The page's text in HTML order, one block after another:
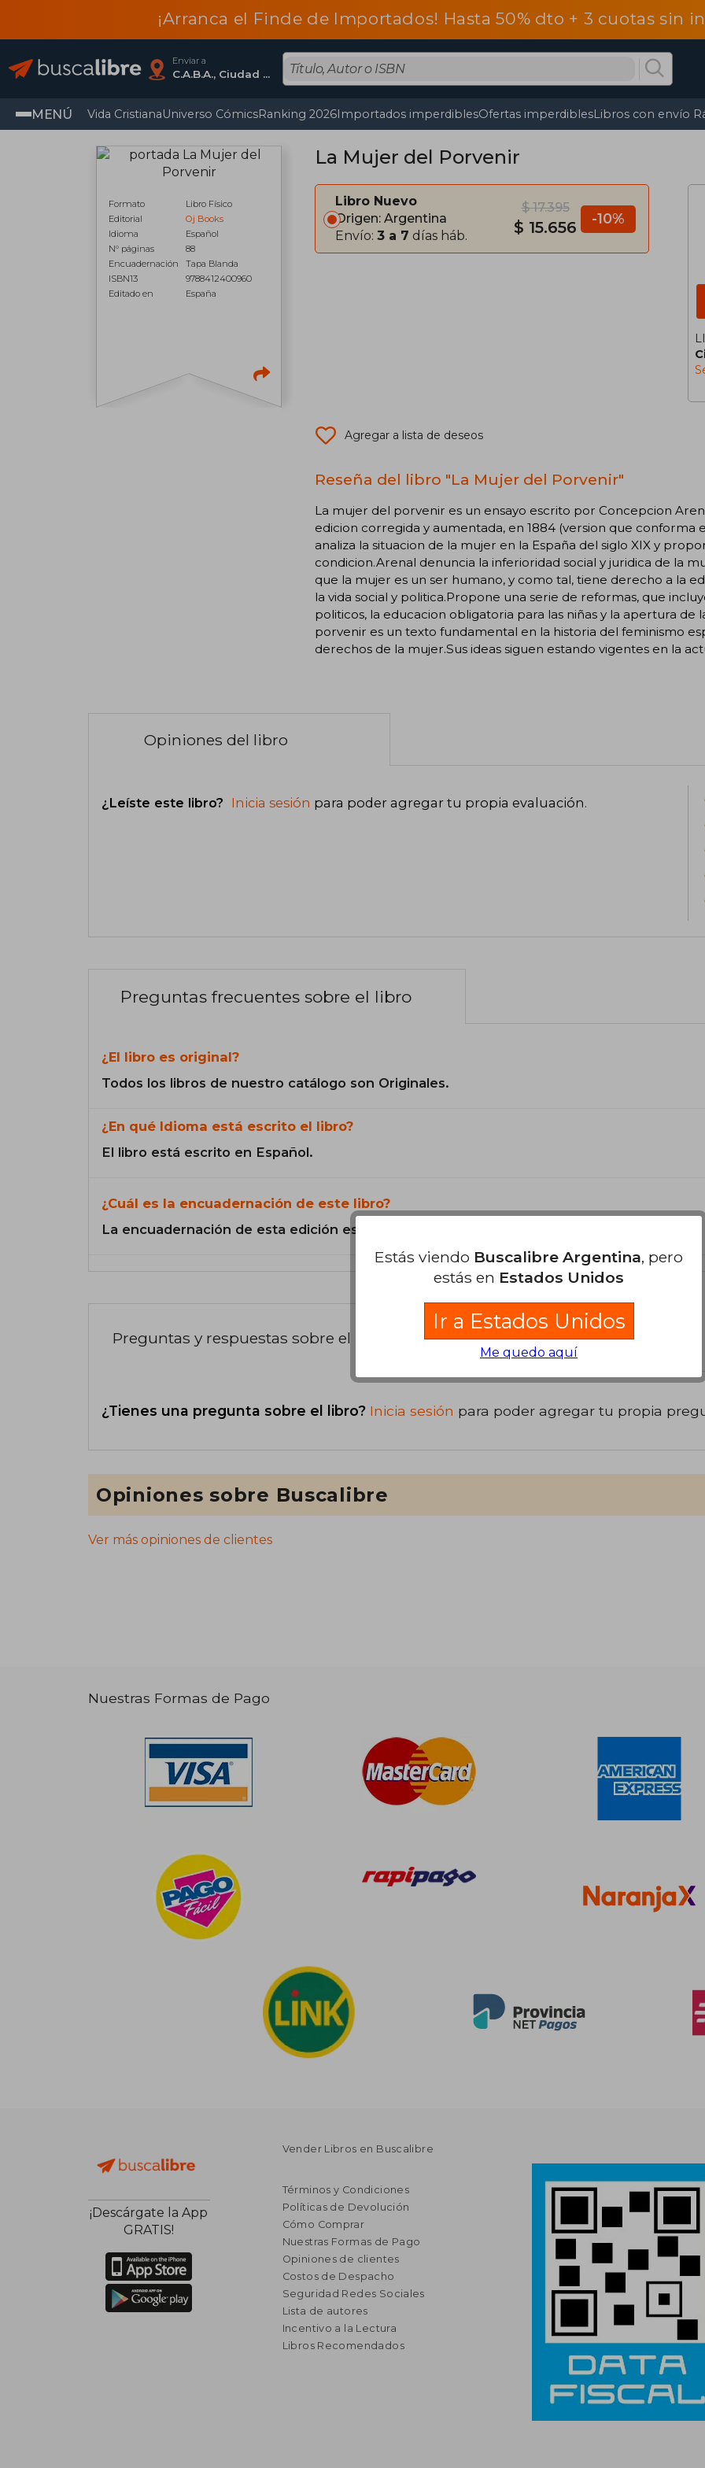
¡Arranca el Finde de Importados! Hasta 50% dto + 3 cuotas sin
Enviar a
C.A.B.A., Ciudad Autónoma De Buenos Aires
MENÚ Vida CristianaUniverso CómicsRanking 2026Importados imperdiblesOfertas imperdiblesLibros con envío
Formato
Libro Físico
Editorial
Oj Books
Idioma
Español
N° páginas
88
Encuadernación
Tapa Blanda
ISBN13
9788412400960
Editado en
España
La Mujer del Porvenir
Libro Nuevo
Origen: Argentina
Envío: 3 a 7 días háb.
$ 17.395
$ 15.656 -10%
Agregar a lista de deseos
Reseña del libro "La Mujer del Porvenir"
La mujer del porvenir es un ensayo escrito por Concepcion
edicion corregida y aumentada, en 1884 (version que conforma
analiza la situacion de la mujer en la España del siglo XIX y
condicion.Arenal denuncia la inferioridad social y juridica de la
que la mujer es un ser humano, y como tal, tiene derecho a la
la vida social y politica.Propone una serie de reformas, que
politicos, la educacion obligatoria para las niñas y la apertura de
porvenir es un texto fundamental en la historia del feminismo
derechos de la mujer.Sus ideas siguen estando vigentes en la
Opiniones del libro
¿Leíste este libro? Inicia sesión para poder agregar tu propia evaluación.
Preguntas frecuentes sobre el libro
¿El libro es original?
Todos los libros de nuestro catálogo son Originales.
¿En qué Idioma está escrito el libro?
El libro está escrito en Español.
¿Cuál es la encuadernación de este libro?
La encuadernación de esta edición es Tapa Blanda.
Preguntas y respuestas sobre el libro
¿Tienes una pregunta sobre el libro? Inicia sesión para poder agregar tu propia
Opiniones sobre Buscalibre
Ver más opiniones de clientes
Nuestras Formas de Pago
¡Descárgate la App
GRATIS!
Vender Libros en Buscalibre
Términos y Condiciones
Políticas de Devolución
Cómo Comprar
Nuestras Formas de Pago
Opiniones de clientes
Costos de Despacho
Seguridad Redes Sociales
Lista de autores
Incentivo a la Lectura
Libros Recomendados
Estás viendo Buscalibre Argentina, pero
estás en Estados Unidos
Ir a Estados Unidos
Me quedo aquí